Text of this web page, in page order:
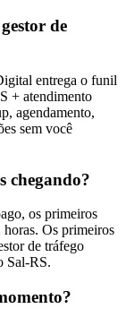
de
entrega o funil
+ atendimento
agendamento,
sem você
chegando?
os primeiros
horas. Os primeiros
de tráfego
Sal-RS.